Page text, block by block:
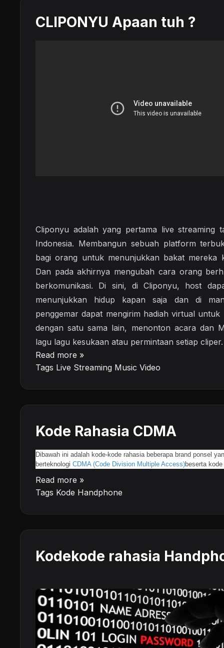
CLIPONYU Apaan tuh ?
Cliponyu adalah yang pertama live streaming
Indonesia. Membangun sebuah platform
bagi orang untuk menunjukkan bakat mereka
Dan pada akhirnya mengubah cara orang
berkomunikasi. Di sini, di Cliponyu, host
menunjukkan hidup kapan saja dan di
penggemar dapat mengirim hadiah virtual untuk
dengan satu sama lain, menonton acara dan
lagu lagu kesukaan atau permintaan setiap cliper.
Read more »
Tags Live Streaming Music Video
Kode Rahasia CDMA
Dibawah ini adalah kode-kode rahasia beberapa brand ponsel
berteknologi CDMA (Code Division Multiple Access)beserta
Read more »
Tags Kode Handphone
Kodekode rahasia